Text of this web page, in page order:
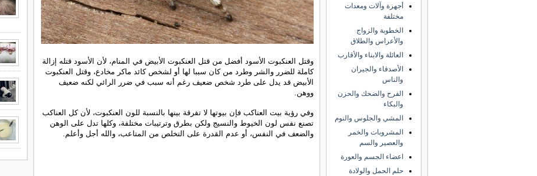
وقتل العنكبوت الأسود أفضل من قتل العنكبوت الأبيض في المنام، لأن الأسود قتله إزالة
كاملة للضرر والشر وطرد من كان سببا لها أو لشخص كائد ماكر مخادع، وقتل العنكبوت
الأبيض قد يدل على طرد شخص ضعيف رغم أنه سبب في ضرر الرائي لكنه ضعيف
ووهن.
وفي رؤية بيت العناكب فإن بيوتها لا تفرقة بينها بالنسبة للون العنكبوت، لأن كل العناكب
تصنع نفس لون الخيوط والنسيج ولكن بطرق وترتيبات مختلفة، وكلها تدل على الوهن
والضعف في النفس، أو عدم القدرة على التخلص من المتاعب، والله أجل وأعلم.
أجهزة وآلات ومعدات
مختلفة
الخطوبة والزواج
والأعراس والطلاق
العائلة والابناء والأقارب
الأصدقاء والجيران
والناس
الفرح والضحك والحزن
والبكاء
المشي والجلوس والنوم
المشروبات والخمر
والعصير والسم
اعضاء الجسم والعورة
حلم الحمل والولادة